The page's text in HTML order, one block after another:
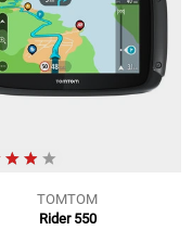
TOMTOM
Rider 550